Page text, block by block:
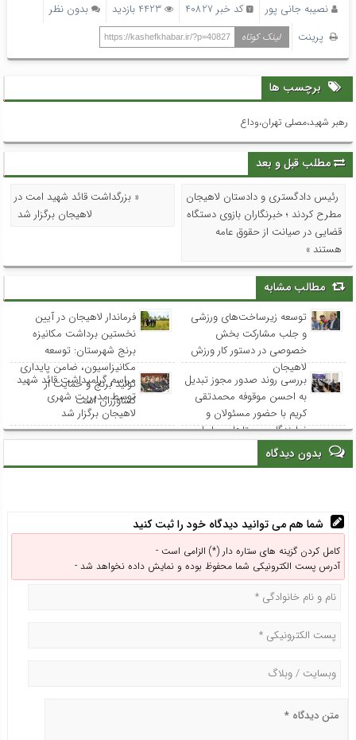
نصیبه جانی پور کد خبر 40827 4423 بازدید
بدون نظر
پرینت
لینک کوتاه https://kashefkhabar.ir/?p=40827
برچسب ها
رهبر شهید،مصلی تهران،وداع
مطلب قبل و بعد
رئیس دادگستری و دادستان لاهیجان
مطرح کردند ؛ خبرنگاران بازوی دستگاه
قضایی در صیانت از حقوق عامه
هستند »
« بزرگداشت قائد شهید امت در
لاهیجان برگزار شد
مطالب مشابه
توسعه زیرساخت‌های ورزشی
و جلب مشارکت بخش
خصوصی در دستور کار ورزش
لاهیجان
فرماندار لاهیجان در آیین
نخستین برداشت مکانیزه
برنج شهرستان: توسعه
مکانیزاسیون، ضامن پایداری
تولید برنج و حمایت از
کشاورزان است
بررسی روند صدور مجوز تبدیل
به احسن موقوفه محمدتقی
کریم با حضور مسئولان و
نمایندگان روستاهای ساحلی
مراسم گرامیداشت قائد شهید
توسط مدیریت شهری
لاهیجان برگزار شد
بدون دیدگاه
شما هم می توانید دیدگاه خود را ثبت کنید
کامل کردن گزینه های ستاره دار (*) الزامی است -
آدرس پست الکترونیکی شما محفوظ بوده و نمایش داده نخواهد شد -